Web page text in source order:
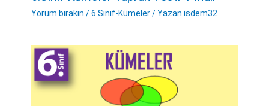
Yorum bırakın /6.Sınıf-Kümeler/ Yazan isdem32